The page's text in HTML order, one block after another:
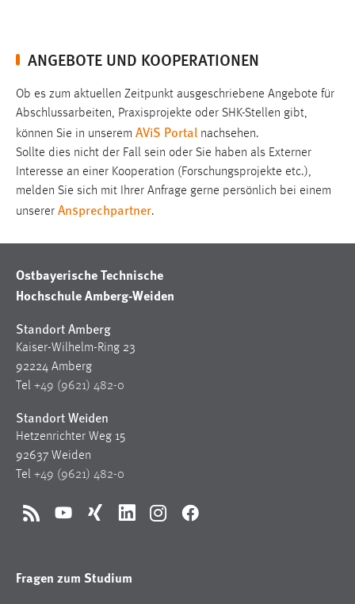
ANGEBOTE UND KOOPERATIONEN
Ob es zum aktuellen Zeitpunkt ausgeschriebene Angebote für
Abschlussarbeiten, Praxisprojekte oder SHK-Stellen gibt,
können Sie in unserem AViS Portal nachsehen.
Sollte dies nicht der Fall sein oder Sie haben als Externer
Interesse an einer Kooperation (Forschungsprojekte etc.),
melden Sie sich mit Ihrer Anfrage gerne persönlich bei einem
unserer Ansprechpartner.
Ostbayerische Technische
Hochschule Amberg-Weiden
Standort Amberg
Kaiser-Wilhelm-Ring 23
92224 Amberg
Tel +49 (9621) 482-0
Standort Weiden
Hetzenrichter Weg 15
92637 Weiden
Tel +49 (9621) 482-0
RSS YouTubeXing LinkedInInstagramFacebook
Fragen zum Studium
Name:
Zweck:
Für performante Seitenauslieferung wird in diesem Cookie
Sprachpräferenz
Name:
Zweck:
30 Tage
Chat
Name:
MibewSessionID, MIBEW_UserID, mibew_locale, mibew-
chat-frame-style-5e9dbeb1811c0446
Zweck:
Cookie Laufzeit: